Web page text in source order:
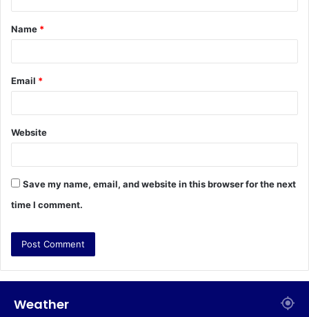
t
*
Name *
Email *
Website
Save my name, email, and website in this browser for the next
time I comment.
Weather